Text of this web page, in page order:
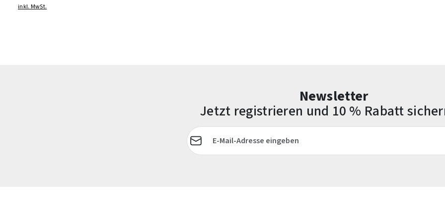
inkl. MwSt.
Newsletter
Jetzt registrieren und 10 % Rabatt
E-Mail-Adresse*